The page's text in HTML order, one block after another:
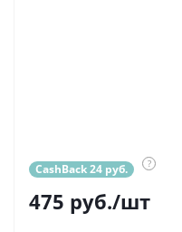
CashBack 24 руб. ?
475 руб./шт